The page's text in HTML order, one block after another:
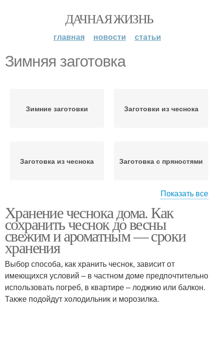
ДАЧНАЯ ЖИЗНЬ
главная новости статьи
Зимняя заготовка
Зимние заготовки Заготовки из чеснока
Заготовка из чеснока Заготовка с пряностями
Заготовки на зиму
Оригинальные
заготовки
Заготовки из перца Заготовка на зиму
Показать все
Хранение чеснока дома. Как
сохранить чеснок до весны
свежим и ароматным — сроки
хранения
Выбор способа, как хранить чеснок, зависит от
имеющихся условий – в частном доме предпочтительно
использовать погреб, в квартире – лоджию или балкон.
Также подойдут холодильник и морозилка.